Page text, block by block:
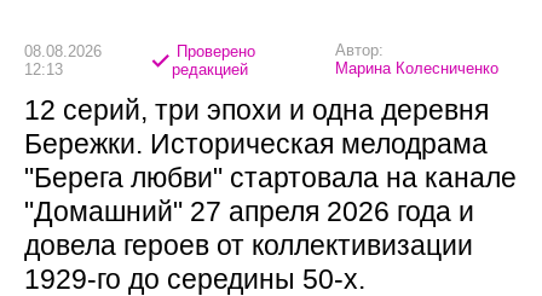
08.08.2026
12:13
Проверено
редакцией
Автор:
Марина Колесниченко
12 серий, три эпохи и одна деревня
Бережки. Историческая мелодрама
"Берега любви" стартовала на канале
"Домашний" 27 апреля 2026 года и
довела героев от коллективизации
1929-го до середины 50-х.